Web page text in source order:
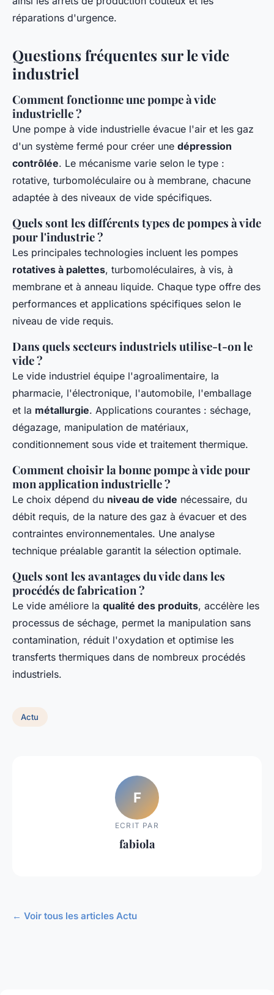
réparations d'urgence.
Questions fréquentes sur le vide
industriel
Comment fonctionne une pompe à vide
industrielle ?
Une pompe à vide industrielle évacue l'air et les gaz
d'un système fermé pour créer une dépression
contrôlée. Le mécanisme varie selon le type :
rotative, turbomoléculaire ou à membrane, chacune
adaptée à des niveaux de vide spécifiques.
Quels sont les différents types de pompes à vide
pour l'industrie ?
Les principales technologies incluent les pompes
rotatives à palettes, turbomoléculaires, à vis, à
membrane et à anneau liquide. Chaque type offre des
performances et applications spécifiques selon le
niveau de vide requis.
Dans quels secteurs industriels utilise-t-on le
vide ?
Le vide industriel équipe l'agroalimentaire, la
pharmacie, l'électronique, l'automobile, l'emballage
et la métallurgie. Applications courantes : séchage,
dégazage, manipulation de matériaux,
conditionnement sous vide et traitement thermique.
Comment choisir la bonne pompe à vide pour
mon application industrielle ?
Le choix dépend du niveau de vide nécessaire, du
débit requis, de la nature des gaz à évacuer et des
contraintes environnementales. Une analyse
technique préalable garantit la sélection optimale.
Quels sont les avantages du vide dans les
procédés de fabrication ?
Le vide améliore la qualité des produits, accélère les
processus de séchage, permet la manipulation sans
contamination, réduit l'oxydation et optimise les
transferts thermiques dans de nombreux procédés
industriels.
Actu
F
ECRIT PAR
fabiola
← Voir tous les articles Actu